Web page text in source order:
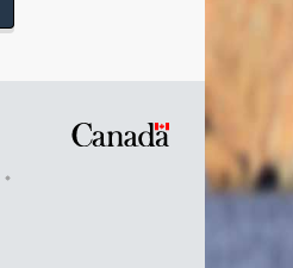
Symbole